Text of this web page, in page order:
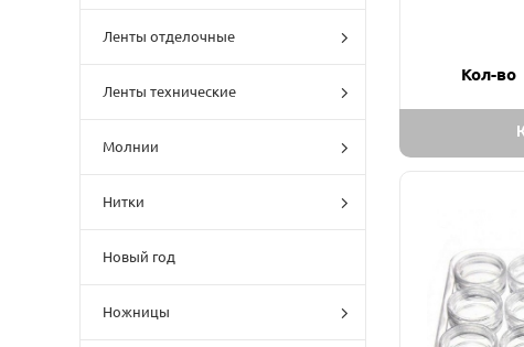
Ленты отделочные
Ленты технические
Молнии
Нитки
Новый год
Ножницы
Кол-во